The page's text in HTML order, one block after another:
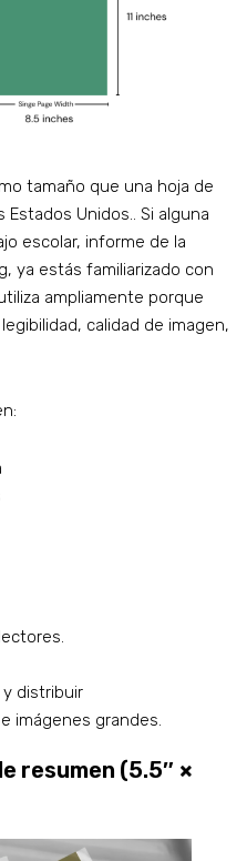
tamaño que una hoja de
Unidos.. Si alguna
escolar, informe de la
ya estás familiarizado con
ampliamente porque
calidad de imagen,
y distribuir
imágenes grandes.
resumen (5.5″ ×